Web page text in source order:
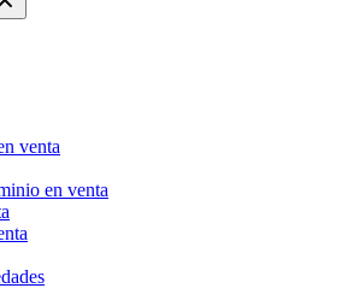
venta
en venta